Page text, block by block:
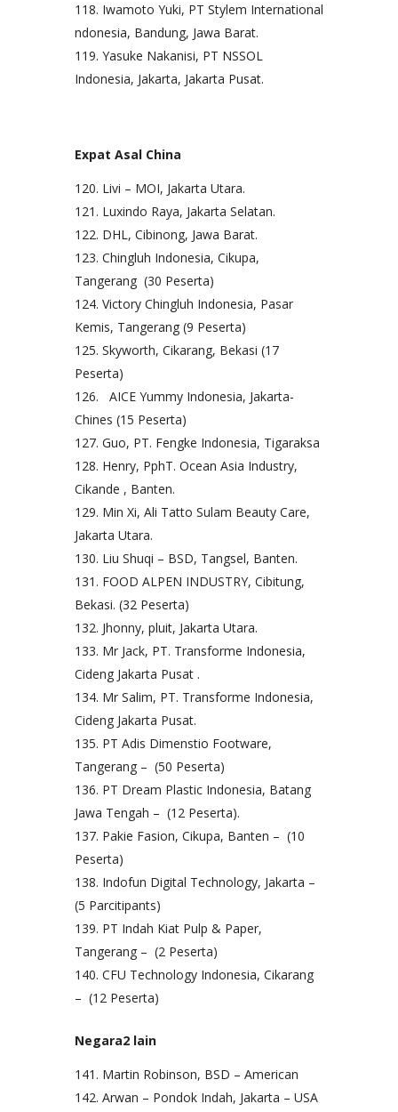
Iwamoto Yuki, PT Stylem International
ndonesia, Bandung, Jawa Barat.
Yasuke Nakanisi, PT NSSOL
Indonesia, Jakarta, Jakarta Pusat.
Expat Asal China
Livi – MOI, Jakarta Utara.
Luxindo Raya, Jakarta Selatan.
DHL, Cibinong, Jawa Barat.
Chingluh Indonesia, Cikupa,
Tangerang (30 Peserta)
Victory Chingluh Indonesia, Pasar
Kemis, Tangerang (9 Peserta)
Skyworth, Cikarang, Bekasi (17
Peserta)
AICE Yummy Indonesia, Jakarta-
Chines (15 Peserta)
Guo, PT. Fengke Indonesia, Tigaraksa
Henry, PphT. Ocean Asia Industry,
Cikande , Banten.
Min Xi, Ali Tatto Sulam Beauty Care,
Jakarta Utara.
Liu Shuqi – BSD, Tangsel, Banten.
FOOD ALPEN INDUSTRY, Cibitung,
Bekasi. (32 Peserta)
Jhonny, pluit, Jakarta Utara.
Mr Jack, PT. Transforme Indonesia,
Cideng Jakarta Pusat .
Mr Salim, PT. Transforme Indonesia,
Cideng Jakarta Pusat.
PT Adis Dimenstio Footware,
Tangerang – (50 Peserta)
PT Dream Plastic Indonesia, Batang
Jawa Tengah – (12 Peserta).
Pakie Fasion, Cikupa, Banten – (10
Peserta)
Indofun Digital Technology, Jakarta –
(5 Parcitipants)
PT Indah Kiat Pulp & Paper,
Tangerang – (2 Peserta)
CFU Technology Indonesia, Cikarang
– (12 Peserta)
Negara2 lain
Martin Robinson, BSD – American
Arwan – Pondok Indah, Jakarta – USA